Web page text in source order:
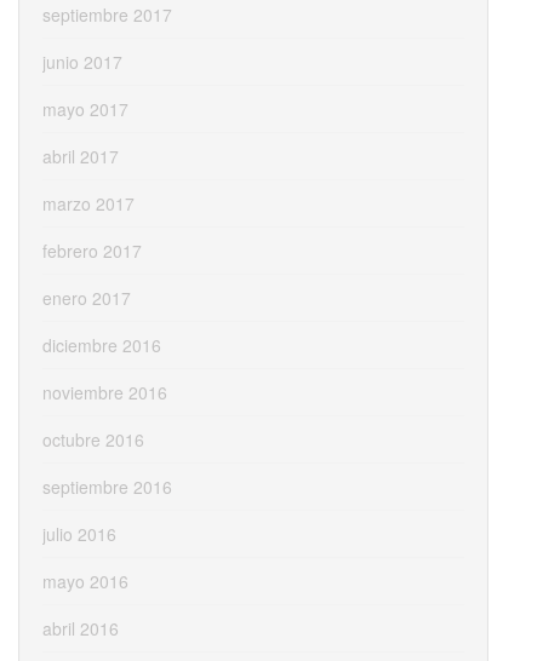
septiembre 2017
junio 2017
mayo 2017
abril 2017
marzo 2017
febrero 2017
enero 2017
diciembre 2016
noviembre 2016
octubre 2016
septiembre 2016
julio 2016
mayo 2016
abril 2016